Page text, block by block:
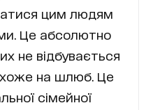
цим людям
Це абсолютно
не відбувається
на шлюб. Це
сімейної